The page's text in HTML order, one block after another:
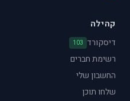
קהילה
דיסקורד 103
רשימת חברים
החשבון שלי
שלחו תוכן